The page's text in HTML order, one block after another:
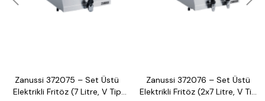
Zanussi 372075 – Set Üstü
Elektrikli Fritöz (7 Litre, V Tip
Zanussi 372076 – Set Üstü
Elektrikli Fritöz (2x7 Litre, V Tip